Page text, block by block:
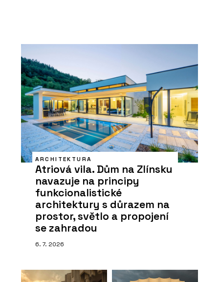
ARCHITEKTURA
Atriová vila. Dům na Zlínsku
navazuje na principy
funkcionalistické
architektury s důrazem na
prostor, světlo a propojení
se zahradou
6. 7. 2026